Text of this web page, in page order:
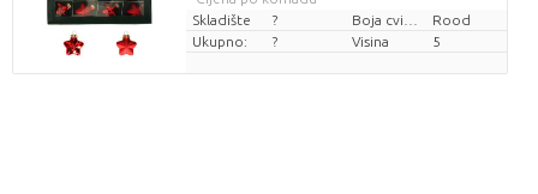
Skladište
?
Rood
Ukupno:
? Visina 5